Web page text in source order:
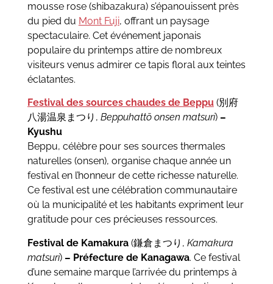
mousse rose (shibazakura) s’épanouissent près
du pied du Mont Fuji, offrant un paysage
spectaculaire. Cet événement japonais
populaire du printemps attire de nombreux
visiteurs venus admirer ce tapis floral aux teintes
éclatantes.
Festival des sources chaudes de Beppu (別府
八湯温泉まつり, Beppuhattō onsen matsuri)–
Kyushu
Beppu, célèbre pour ses sources thermales
naturelles (onsen), organise chaque année un
festival en l’honneur de cette richesse naturelle.
Ce festival est une célébration communautaire
où la municipalité et les habitants expriment leur
gratitude pour ces précieuses ressources.
Festival de Kamakura (鎌倉まつり, Kamakura
matsuri)– Préfecture de Kanagawa. Ce festival
d’une semaine marque l’arrivée du printemps à